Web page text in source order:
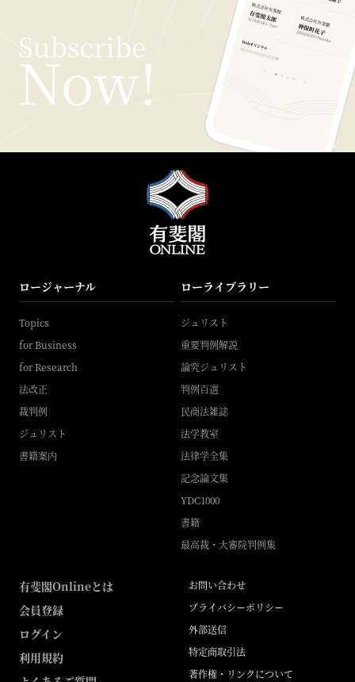
ロージャーナル
Topics
for Business
for Research
法改正
裁判例
ジュリスト
書籍案内
ローライブラリー
ジュリスト
重要判例解説
論究ジュリスト
判例百選
民商法雑誌
法学教室
法律学全集
記念論文集
YDC1000
書籍
最高裁・大審院判例集
有斐閣Onlineとは
会員登録
ログイン
利用規約
お問い合わせ
プライバシーポリシー
外部送信
特定商取引法
著作権・リンクについて